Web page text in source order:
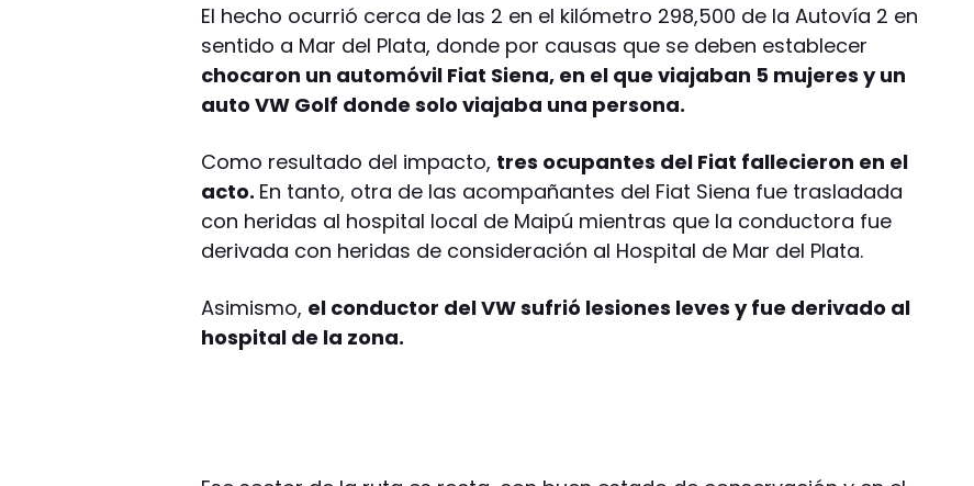
El hecho ocurrió cerca de las 2 en el kilómetro 298,500 de la Autovía 2 en
sentido a Mar del Plata, donde por causas que se deben establecer
chocaron un automóvil Fiat Siena, en el que viajaban 5 mujeres y un
auto VW Golf donde solo viajaba una persona.
Como resultado del impacto, tres ocupantes del Fiat fallecieron en el
acto. En tanto, otra de las acompañantes del Fiat Siena fue trasladada
con heridas al hospital local de Maipú mientras que la conductora fue
derivada con heridas de consideración al Hospital de Mar del Plata.
Asimismo, el conductor del VW sufrió lesiones leves y fue derivado al
hospital de la zona.